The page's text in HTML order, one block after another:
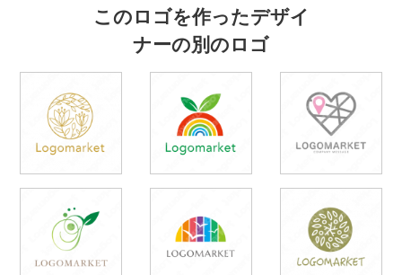
このロゴを作ったデザイ
ナーの別のロゴ